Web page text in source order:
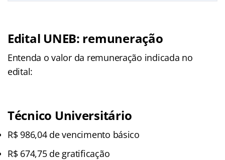
Edital UNEB: remuneração
Entenda o valor da remuneração indicada no
edital:
Técnico Universitário
R$ 986,04 de vencimento básico
R$ 674,75 de gratificação